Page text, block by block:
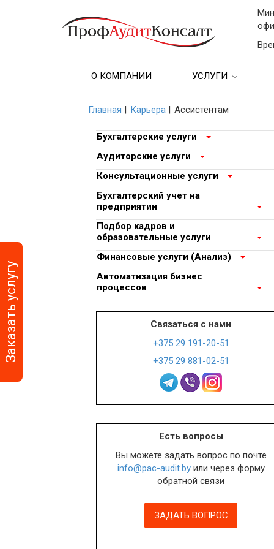
О КОМПАНИИ УСЛУГИ
Консультационные
Бухгалтерский учет
предприятии
Финансовые
(Анализ)
Автоматизация
Главная | Карьера | Ассистентам
Бухгалтерские услуги
Аудиторские услуги
Консультационные услуги
Бухгалтерский учет на
предприятии
Подбор кадров и
образовательные услуги
Финансовые услуги (Анализ)
Автоматизация бизнес
процессов
Связаться с нами
+375 29 191-20-51
+375 29 881-02-51
Есть вопросы
Вы можете задать вопрос по почте
info@pac-audit.byили через форму
обратной связи
ЗАДАТЬ ВОПРОС
Заказать услугу